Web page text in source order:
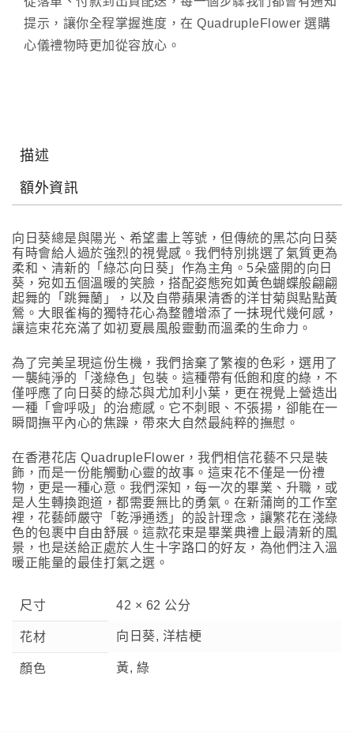
提示，讓你全程掌握進度，在 QuadrupleFlower 選購
心儀禮物時更加從容放心。
描述
額外資訊
向日葵總是與陽光、希望畫上等號，但傳統的黑芯向日葵
有時會給人過於強烈的視覺感。我們特別挑選了氣質更為
柔和、清新的「綠芯向日葵」作為主角。5朵盛開的向日
葵，宛如五個溫暖的笑臉，搭配姿態宛如黃色蝴蝶般翩翩
起舞的「跳舞蘭」，以及自帶蘋果清香的洋甘菊與點點黃
鶯。大眼雀梅的獨特花心為整體增添了一抹現代幾何感，
讓這束花充滿了如初夏晨風般靈動而溫柔的生命力。
為了完美呈現這份生機，我們捨棄了繁複的色彩，選用了
一襲純淨的「淺綠色」包裝。這種帶有低飽和度的綠，不
僅呼應了向日葵的綠芯與尤加利小葉，更在視覺上營造出
一種「會呼吸」的治癒感。它不刺眼、不張揚，卻能在一
瞬間撫平內心的焦躁，帶來大自然最純粹的撫慰。
在香港花店 QuadrupleFlower，我們相信花藝不只是裝
飾，而是一份能觸動心靈的故事。這束花不僅是一份禮
物，更是一種心意。我們深知，每一次的畢業、升職，或
是人生轉換跑道，都需要無比的勇氣。在新蒲崗的工作室
裡，花藝師嚴守「乾淨通透」的設計理念，讓繁花在淺綠
色的包裹中自由舒展。這款花束是畢業典禮上最清新的風
景，也是送給正處於人生十字路口的好友，為他們注入溫
暖正能量的最佳打氣之選。
尺寸 42 × 62 公分
花材 向日葵, 洋桔梗
顏色 黃, 綠